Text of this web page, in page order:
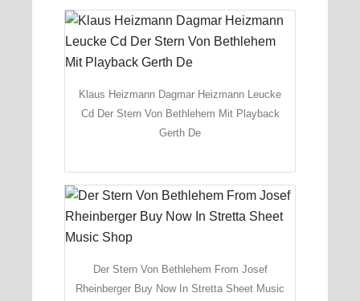
Klaus Heizmann Dagmar Heizmann Leucke
Cd Der Stern Von Bethlehem Mit Playback
Gerth De
Der Stern Von Bethlehem From Josef
Rheinberger Buy Now In Stretta Sheet Music